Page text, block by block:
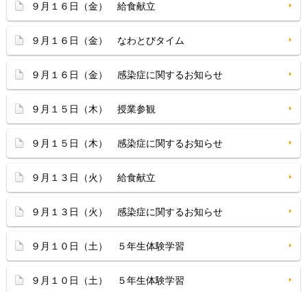
９月１６日（金） 給食献立
９月１６日（金） なわとびタイム
９月１６日（金） 感染症に関するお知らせ
９月１５日（木） 授業参観
９月１５日（木） 感染症に関するお知らせ
９月１３日（火） 給食献立
９月１３日（火） 感染症に関するお知らせ
９月１０日（土） ５年生体験学習
９月１０日（土） ５年生体験学習